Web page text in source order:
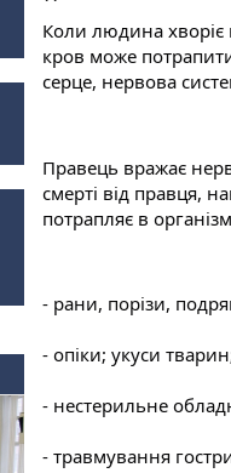
Коли людина
кров може
серце, нервова
Правець вражає
смерті від правця,
потрапляє в
- рани, порізи,
- опіки; укуси
- нестерильне
- травмування